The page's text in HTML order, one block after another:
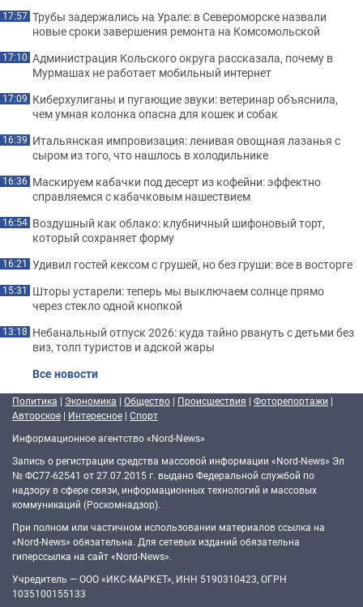
17:57 Трубы задержались на Урале: в Североморске назвали
новые сроки завершения ремонта на Комсомольской
17:10 Администрация Кольского округа рассказала, почему в
Мурмашах не работает мобильный интернет
17:09 Киберхулиганы и пугающие звуки: ветеринар объяснила,
чем умная колонка опасна для кошек и собак
16:39 Итальянская импровизация: ленивая овощная лазанья с
сыром из того, что нашлось в холодильнике
16:36 Маскируем кабачки под десерт из кофейни: эффектно
справляемся с кабачковым нашествием
16:54 Воздушный как облако: клубничный шифоновый торт,
который сохраняет форму
16:21 Удивил гостей кексом с грушей, но без груши: все в восторге
15:31 Шторы устарели: теперь мы выключаем солнце прямо
через стекло одной кнопкой
13:18 Небанальный отпуск 2026: куда тайно рвануть с детьми без
виз, толп туристов и адской жары
Все новости
Политика | Экономика | Общество | Происшествия | Фоторепортажи |
Авторское | Интересное | Спорт
Информационное агентство «Nord-News»
Запись о регистрации средства массовой информации «Nord-News» Эл
№ ФС77-62541 от 27.07.2015 г. выдано Федеральной службой по
надзору в сфере связи, информационных технологий и массовых
коммуникаций (Роскомнадзор).
При полном или частичном использовании материалов ссылка на
«Nord-News» обязательна. Для сетевых изданий обязательна
гиперссылка на сайт «Nord-News».
Учредитель — ООО «ИКС-МАРКЕТ», ИНН 5190310423, ОГРН
1035100155133